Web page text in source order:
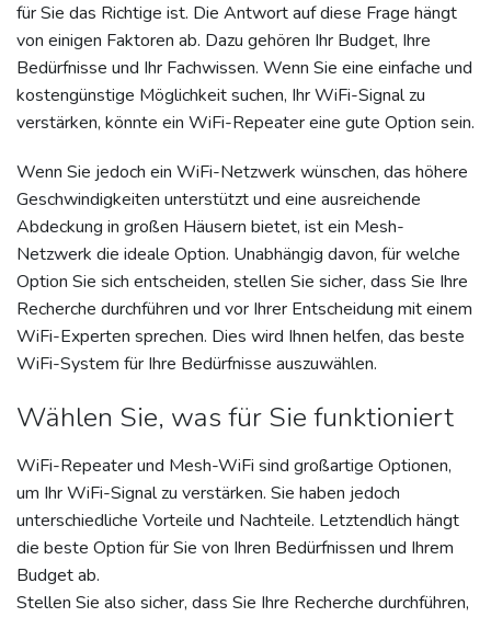
für Sie das Richtige ist. Die Antwort auf diese Frage hängt
von einigen Faktoren ab. Dazu gehören Ihr Budget, Ihre
Bedürfnisse und Ihr Fachwissen. Wenn Sie eine einfache und
kostengünstige Möglichkeit suchen, Ihr WiFi-Signal zu
verstärken, könnte ein WiFi-Repeater eine gute Option sein.
Wenn Sie jedoch ein WiFi-Netzwerk wünschen, das höhere
Geschwindigkeiten unterstützt und eine ausreichende
Abdeckung in großen Häusern bietet, ist ein Mesh-
Netzwerk die ideale Option. Unabhängig davon, für welche
Option Sie sich entscheiden, stellen Sie sicher, dass Sie Ihre
Recherche durchführen und vor Ihrer Entscheidung mit einem
WiFi-Experten sprechen. Dies wird Ihnen helfen, das beste
WiFi-System für Ihre Bedürfnisse auszuwählen.
Wählen Sie, was für Sie funktioniert
WiFi-Repeater und Mesh-WiFi sind großartige Optionen,
um Ihr WiFi-Signal zu verstärken. Sie haben jedoch
unterschiedliche Vorteile und Nachteile. Letztendlich hängt
die beste Option für Sie von Ihren Bedürfnissen und Ihrem
Budget ab.
Stellen Sie also sicher, dass Sie Ihre Recherche durchführen,